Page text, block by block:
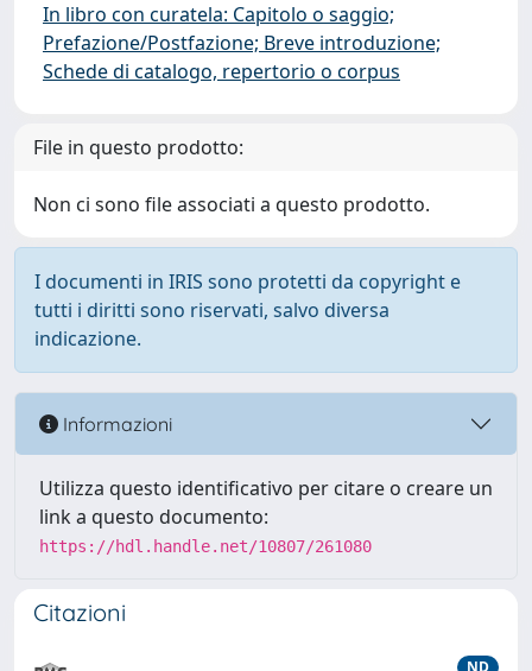
In libro con curatela: Capitolo o saggio;
Prefazione/Postfazione; Breve introduzione;
Schede di catalogo, repertorio o corpus
File in questo prodotto:
Non ci sono file associati a questo prodotto.
I documenti in IRIS sono protetti da copyright e
tutti i diritti sono riservati, salvo diversa
indicazione.
Informazioni
Utilizza questo identificativo per citare o creare un
link a questo documento:
https://hdl.handle.net/10807/261080
Citazioni